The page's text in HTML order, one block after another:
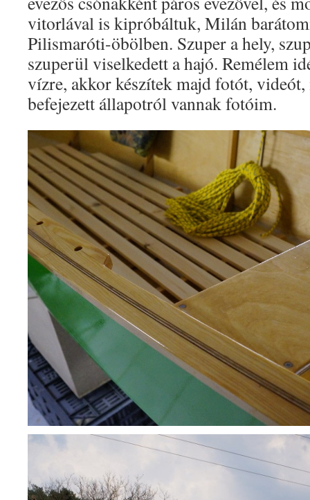
vitorlával is kipróbáltuk, Milán
Pilismaróti-öbölben. Szuper a hely,
szuperül viselkedett a hajó. Remélem
vízre, akkor készítek majd fotót, videót,
befejezett állapotról vannak fotóim.